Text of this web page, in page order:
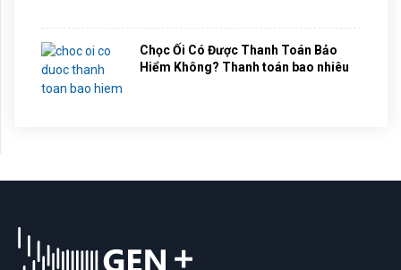
Chọc Ối Có Được Thanh Toán Bảo
Hiểm Không? Thanh toán bao nhiêu